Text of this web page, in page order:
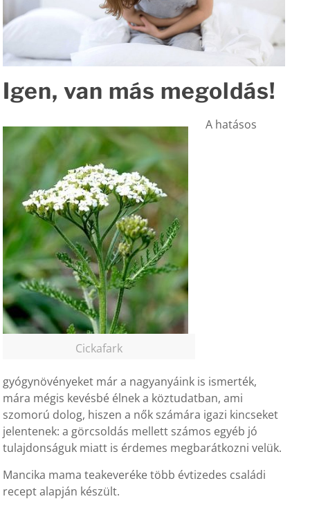
Igen, van más megoldás!
Cickafark
A hatásos
gyógynövényeket már a nagyanyáink is ismerték,
mára mégis kevésbé élnek a köztudatban, ami
szomorú dolog, hiszen a nők számára igazi kincseket
jelentenek: a görcsoldás mellett számos egyéb jó
tulajdonságuk miatt is érdemes megbarátkozni velük.
Mancika mama teakeveréke több évtizedes családi
recept alapján készült.